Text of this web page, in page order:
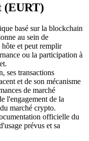
(EURT)
basé sur la blockchain
au sein de
et peut remplir
ou la participation à
ses transactions
et de son mécanisme
de marché
l'engagement de la
marché crypto.
officielle du
prévus et sa